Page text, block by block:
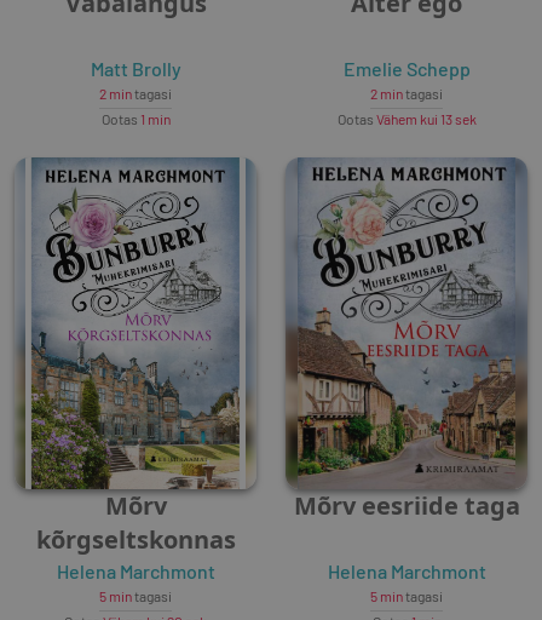
Matt Brolly
2 mintagasi
Ootas 1 min
Emelie Schepp
2 mintagasi
Ootas Vähem kui 13 sek
Mõrv
kõrgseltskonnas
Helena Marchmont
5 mintagasi
Mõrv eesriide taga
Helena Marchmont
5 mintagasi